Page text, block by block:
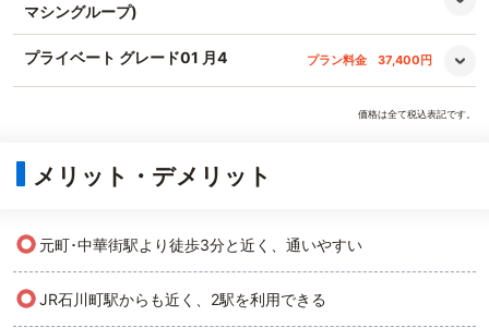
マシングループ)
プライベート グレード01 月4 プラン料金 37,400円
価格は全て税込表記です。
メリット・デメリット
○ 元町･中華街駅より徒歩3分と近く、通いやすい
○JR石川町駅からも近く、2駅を利用できる